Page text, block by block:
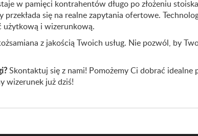
w pamięci kontrahentów długo po złożeniu
się na realne zapytania ofertowe.
i wizerunkową.
z jakością Twoich usług. Nie pozwól, by
Skontaktuj się z nami! Pomożemy Ci dobrać
wizerunek już dziś!